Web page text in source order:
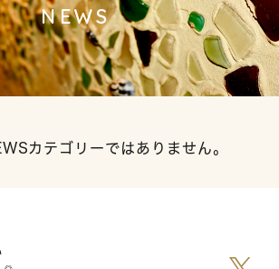
NEWS
カテゴリーではありません。